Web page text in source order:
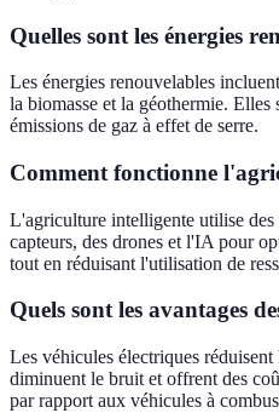
Quelles sont les énergies
Les énergies renouvelables
la biomasse et la géothermie. Elles
émissions de gaz à effet de serre.
Comment fonctionne
L'agriculture intelligente utilise des
capteurs, des drones et l'IA pour
tout en réduisant l'utilisation de
Quels sont les avantages
Les véhicules électriques réduisent
diminuent le bruit et offrent des
par rapport aux véhicules à